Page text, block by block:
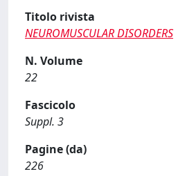
Titolo rivista
NEUROMUSCULAR DISORDERS
N. Volume
22
Fascicolo
Suppl. 3
Pagine (da)
226